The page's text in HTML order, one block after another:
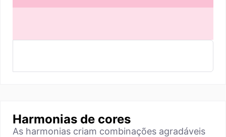
Harmonias de cores
As harmonias criam combinações agradáveis